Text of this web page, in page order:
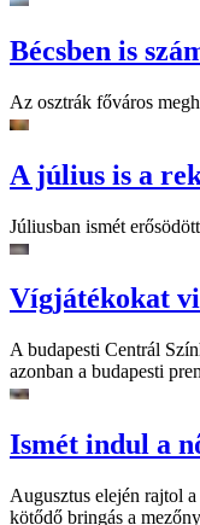
Bécsben is
Az osztrák főváros
A július is a
Júliusban ismét
Vígjátékokat
A budapesti Centrál
azonban a budapesti
Ismét indul a
Augusztus elején rajtol
kötődő bringás a